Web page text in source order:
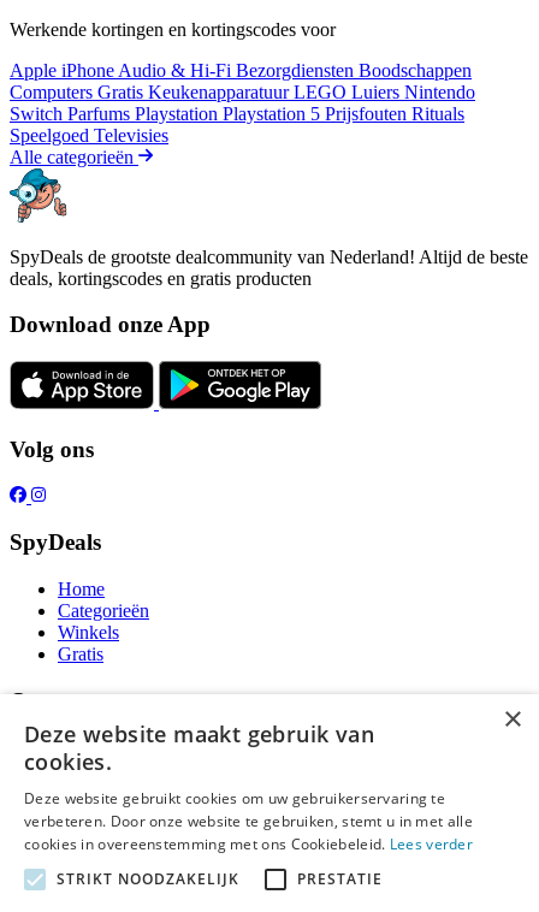
Werkende kortingen en kortingscodes voor
Apple iPhone Audio & Hi-Fi Bezorgdiensten Boodschappen
Computers Gratis KeukenapparatuurLEGO Luiers Nintendo
Switch Parfums Playstation Playstation 5 Prijsfouten Rituals
Speelgoed Televisies
Alle categorieën
SpyDeals de grootste dealcommunity van Nederland! Altijd de beste
deals, kortingscodes en gratis producten
Download onze App
Volg ons
SpyDeals
Home
Categorieën
Winkels
Gratis
Over ons
Over ons
Contact
Publicatieregels
Legal
Privacy
×
Deze website maakt gebruik van
cookies.
Deze website gebruikt cookies om uw gebruikerservaring te
verbeteren. Door onze website te gebruiken, stemt u in met alle
cookies in overeenstemming met ons Cookiebeleid. Lees verder
STRIKT NOODZAKELIJK
PRESTATIE